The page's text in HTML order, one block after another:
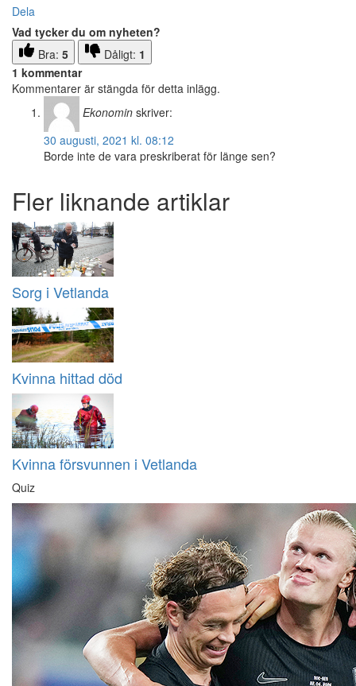
Dela
Vad tycker du om nyheten?
Bra: 5 Dåligt: 1
1 kommentar
Kommentarer är stängda för detta inlägg.
Ekonomin skriver:
30 augusti, 2021 kl. 08:12
Borde inte de vara preskriberat för länge sen?
Fler liknande artiklar
Sorg i Vetlanda
Kvinna hittad död
Kvinna försvunnen i Vetlanda
Quiz